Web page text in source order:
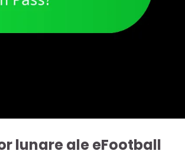
lunare ale eFootball